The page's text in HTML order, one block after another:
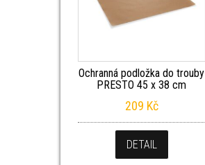
Ochranná podložka do trouby
PRESTO 45 x 38 cm
209 Kč
DETAIL